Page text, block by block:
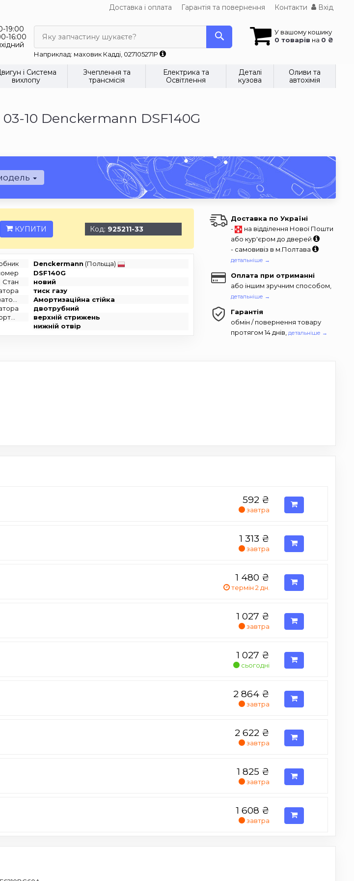
Доставка і оплата Гарантія та повернення Контакти Вхід
19:00
16:00
У вашому кошику
0 товарів на 0 ₴
Яку запчастину шукаєте?
Наприклад: маховик Кадді, 027105271P
і Система
вихлопу
Зчеплення та
трансмісія
Електрика та
Освітлення
Деталі
кузова
Оливи та
автохімія
10 Denckermann DSF140G
КУПИТИ Код: 925211-33
Denckermann (Польща)
DSF140G
Стан
новий
тиск газу
Амортизаційна стійка
двотрубний
верхній стрижень
нижній отвір
Доставка по Україні
-
на відділення Нової Пошти
або кур'єром до дверей
- самовивіз в м.Полтава
детальніше →
Оплата при отриманні
або іншим зручним способом,
детальніше →
Гарантія
обмін / повернення товару
протягом 14 днів, детальніше →
592 ₴
завтра
1 313 ₴
завтра
1 480 ₴
термін 2 дн.
1 027 ₴
завтра
1 027 ₴
сьогодні
2 864 ₴
завтра
2 622 ₴
завтра
1 825 ₴
завтра
1 608 ₴
завтра